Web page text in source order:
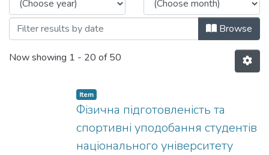
Browse
Now showing 1 - 20 of 50
Item
Фізична підготовленість та
спортивні уподобання студентів
національного університету